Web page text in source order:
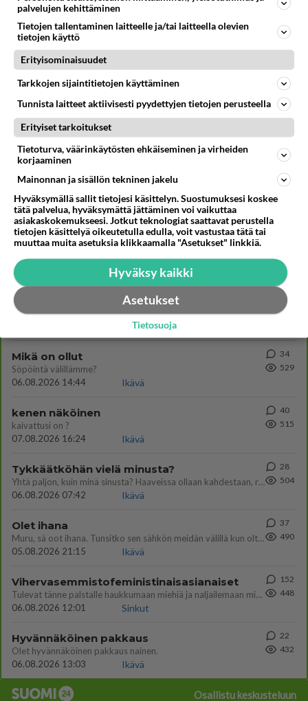
Ketjusta on poistettu
LUETUIMMAT KESKUSTELUT
PÄIVÄ VIIKKO KUUKAUSI
06.08.2026 09:02
Anteeksi arkuuteni
Olen säälittävä, mitä tulee sinun kohtaamiseen. Tunnen vaan itseni todella epävarmaksi sun kanssa. Jos minun olisi pitän
06.08.2026 16:54
Ikävä
43
Perussuomalaisten kannatus nousi rytinällä Ylen tänään julkaisemassa tuoreimmassa gallup-kyselyssä.
https://yle.fi/a/74-20239449 Perussuomalaisilla hurja- ja ylivoimaisesti suurin nousu tässä uudessa Ylen gallupissa. Kyl
06.08.2026 03:24
Maailman menoa
Kuka melkein täysi-ikäinen hukkui?
Poliisin mukaan nuori oli lähes täysi-ikäinen. Ennen iltakuutta tulleen ilmoituksen mukaan ihminen oli joutunut mahdoll
Iisalmi
566
Mikä on ollut
Söpöintä välillämme?
06.08.2026 14:44
Ikävä
34
529
kenen näköinen
kaivattusi on ?
07.08.2026 16:24
Ikävä
40
515
Tykkäätköhän vielä minusta?
Yhtä paljon, kuin minä sinusta? Haaveissa ollaan kahdestaan, rauhassa ja lähennytään fyysisesti ja tutustutaan syvemmin
06.08.2026 07:42
Ikävä
28
504
Olet ihana
Muru, sä oot ihana. Tunsitko sen sähkön meidän välillä kun oltiin ihan låhekkäin? 👩‍❤️‍👩❤️😼😘
05.08.2026 21:15
Ikävä
37
490
Vihervasemmistofeministinaisasianaiset
Tulevat tänne palstalle haukkumaan miehiä ja naljailemaan miehelle, kehuvat olevansa heitä parempia. Itse asuvat MIEHE
06.08.2026 12:01
Sinkut
152
448
Hyvännäköinen pakkaus
Olet hyvännäköinen pakkaus nainen.
06.08.2026 13:03
Ikävä
22
432
Osallistu keskusteluun
palvelujen kehittäminen
Tietojen tallentaminen laitteelle ja/tai laitteella olevien
tietojen käyttö
Erityisominaisuudet
Tarkkojen sijaintitietojen käyttäminen
Tunnista laitteet aktiivisesti pyydettyjen tietojen perusteella
Erityiset tarkoitukset
Tietoturva, väärinkäytösten ehkäiseminen ja virheiden
korjaaminen
Mainonnan ja sisällön tekninen jakelu
Hyväksymällä sallit tietojesi käsittelyn. Suostumuksesi koskee
tätä palvelua, hyväksymättä jättäminen voi vaikuttaa
asiakaskokemukseesi. Jotkut teknologiat saattavat perustella
tietojen käsittelyä oikeutetulla edulla, voit vastustaa tätä tai
muuttaa muita asetuksia klikkaamalla "Asetukset" linkkiä.
Hyväksy kaikki
Asetukset
Tietosuoja